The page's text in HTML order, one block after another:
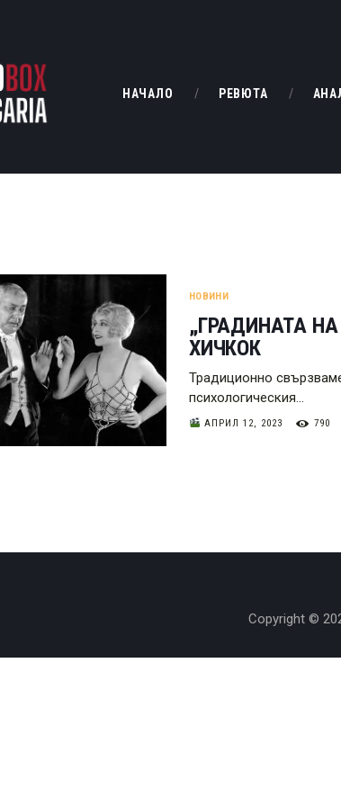
НАЧАЛО РЕВЮТА
РЕВЮТА
БАХТИ
НОВИНИ
„ГРАДИНАТА
ХИЧКОК
Традиционно
психологическия…
АПРИЛ 12, 2023 790
Copyright ©